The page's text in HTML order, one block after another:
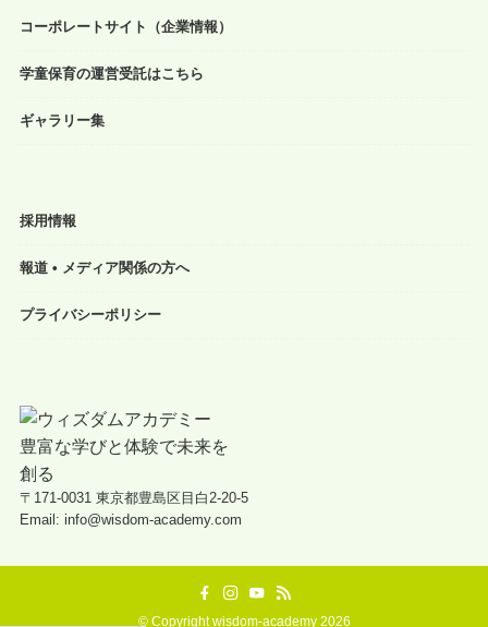
コーポレートサイト（企業情報）
学童保育の運営受託はこちら
ギャラリー集
採用情報
報道 • メディア関係の方へ
プライバシーポリシー
〒171-0031 東京都豊島区目白2-20-5
Email: info@wisdom-academy.com
©Copyright wisdom-academy 2026